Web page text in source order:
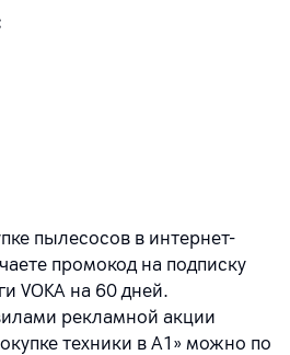
пылесосов в интернет-
промокод на подписку
VOKA на 60 дней.
рекламной акции
техники в А1» можно по